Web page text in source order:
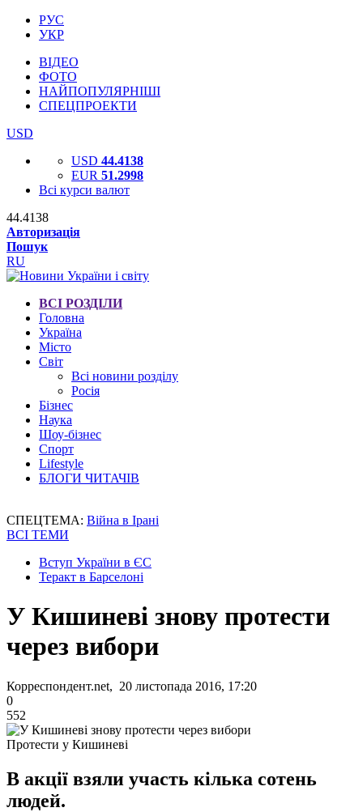
РУС
УКР
ВІДЕО
ФОТО
НАЙПОПУЛЯРНІШІ
СПЕЦПРОЕКТИ
USD
USD 44.4138
EUR 51.2998
Всі курси валют
44.4138
Авторизація
Пошук
RU
ВСІ РОЗДІЛИ
Головна
Україна
Місто
Світ
Всі новини розділу
Росія
Бізнес
Наука
Шоу-бізнес
Спорт
Lifestyle
БЛОГИ ЧИТАЧІВ
СПЕЦТЕМА: Війна в Ірані
ВСІ ТЕМИ
Вступ України в ЄС
Теракт в Барселоні
У Кишиневі знову протести
через вибори
Корреспондент.net, 20 листопада 2016, 17:20
0
552
Протести у Кишиневі
В акції взяли участь кілька сотень
людей.